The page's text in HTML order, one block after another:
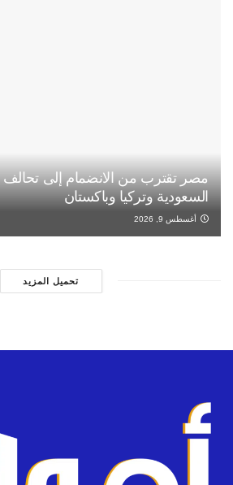
مصر تقترب من الانضمام إلى
السعودية وتركيا وباكستان
أغسطس 9, 2026
تحميل المزيد